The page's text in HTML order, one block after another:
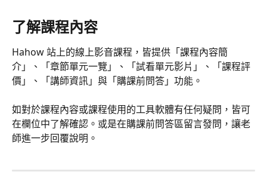
了解課程內容
Hahow 站上的線上影音課程，皆提供「課程內容簡
介」、「章節單元一覽」、「試看單元影片」、「課程評
價」、「講師資訊」與「購課前問答」功能。
如對於課程內容或課程使用的工具軟體有任何疑問，皆可
在欄位中了解確認。或是在購課前問答區留言發問，讓老
師進一步回覆說明。